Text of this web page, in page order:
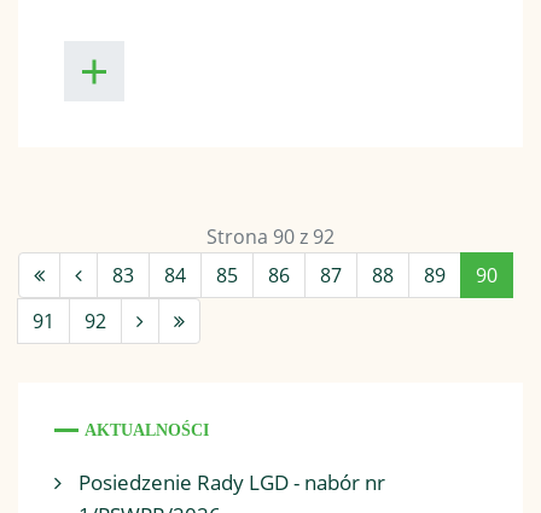
83 84 85 86 87 88 89
90
91
92
Strona 90 z 92
AKTUALNOŚCI
Posiedzenie Rady LGD - nabór nr